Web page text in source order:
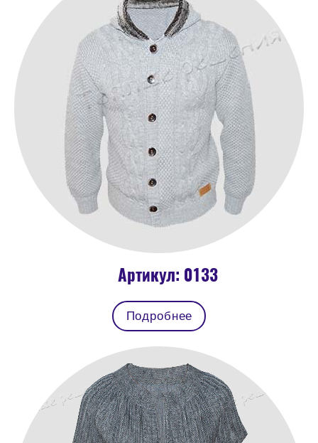
Артикул: 0133
Подробнее